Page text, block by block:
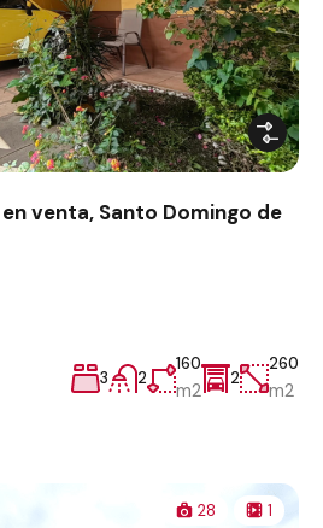
venta, Santo Domingo de
3 2
160
m2
2
260
m2
28 1